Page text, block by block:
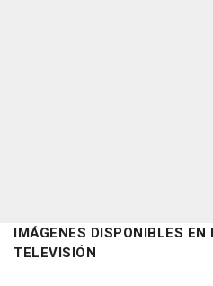
IMÁGENES DISPONIBLES EN
TELEVISIÓN